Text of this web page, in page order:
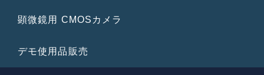
顕微鏡用 CMOSカメラ
デモ使用品販売